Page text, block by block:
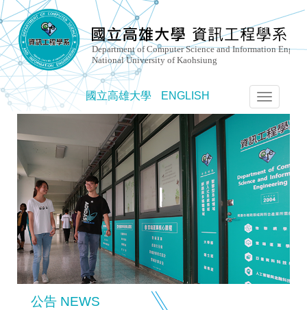
國立高雄大學 ENGLISH
選
單
切
換
公告 NEWS